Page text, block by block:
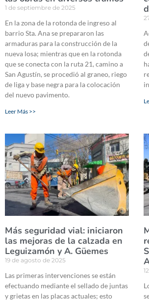
1 de septiembre de 2025
En la zona de la rotonda de ingreso al
barrio Sta. Ana se prepararon las
armaduras para la construcción de la
nueva losa; mientras que en la rotonda
que se conecta con la ruta 21, camino a
San Agustín, se procedió al graneo, riego
de liga y base negra para la colocación
del nuevo pavimento.
Leer Más >>
Más seguridad vial: iniciaron
las mejoras de la calzada en
Leguizamón y A. Güemes
19 de agosto de 2025
Las primeras intervenciones se están
efectuando mediante el sellado de juntas
y grietas en las placas actuales; esto